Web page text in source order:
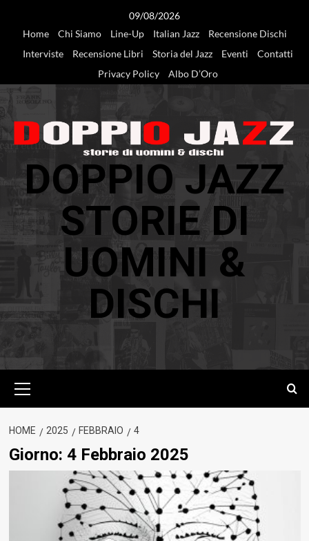
09/08/2026
Home
Chi Siamo Line-Up Italian Jazz
Recensione Dischi
Interviste
Recensione Libri Storia del Jazz Eventi
Contatti
Privacy Policy
Albo D’Oro
DOPPIO JAZZ
STORIE DI
UOMINI &
DISCHI
principale
HOME 2025 FEBBRAIO 4
Giorno: 4 Febbraio 2025